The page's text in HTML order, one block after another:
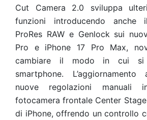
Cut Camera 2.0 sviluppa
funzioni introducendo
ProRes RAW e Genlock sui
Pro e iPhone 17 Pro Max,
cambiare il modo in cui
smartphone. L’aggiornamento
nuove regolazioni manuali
fotocamera frontale Center
di iPhone, offrendo un controllo